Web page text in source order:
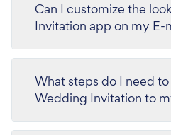
Can I customize the
Invitation app on my E-
What steps do I need
Wedding Invitation to